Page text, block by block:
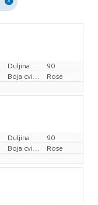
Duljina
90
Rose
Duljina
90
Rose